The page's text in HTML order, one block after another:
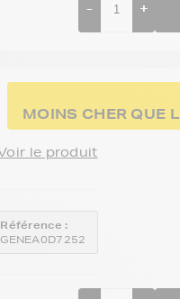
- +
MOINS CHER QUE
le produit
Référence :
GENEA0D7252